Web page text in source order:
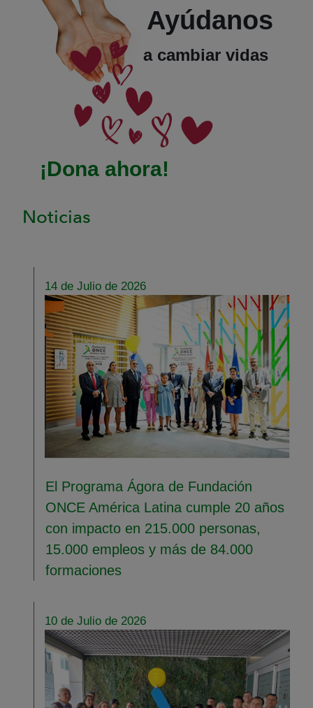
¡Dona ahora!
Ayúdanos
a cambiar vidas
Noticias
14 de Julio de 2026
El Programa Ágora de Fundación
ONCE América Latina cumple 20 años
con impacto en 215.000 personas,
15.000 empleos y más de 84.000
formaciones
10 de Julio de 2026